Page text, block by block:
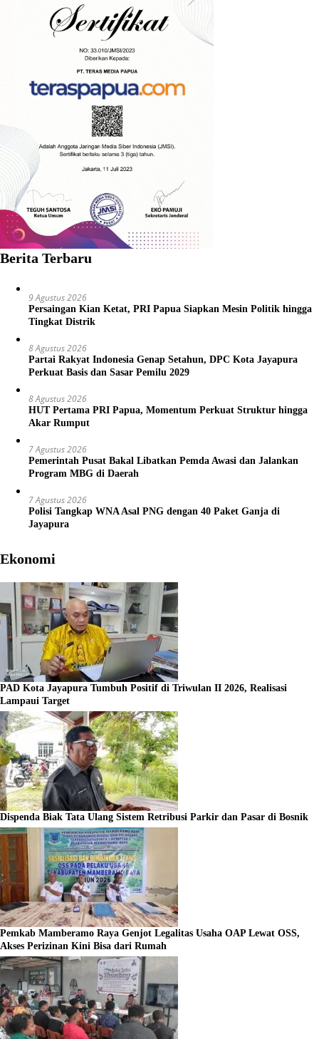
Berita Terbaru
9 Agustus 2026
Persaingan Kian Ketat, PRI Papua Siapkan Mesin Politik hingga
Tingkat Distrik
8 Agustus 2026
Partai Rakyat Indonesia Genap Setahun, DPC Kota Jayapura
Perkuat Basis dan Sasar Pemilu 2029
8 Agustus 2026
HUT Pertama PRI Papua, Momentum Perkuat Struktur hingga
Akar Rumput
7 Agustus 2026
Pemerintah Pusat Bakal Libatkan Pemda Awasi dan Jalankan
Program MBG di Daerah
7 Agustus 2026
Polisi Tangkap WNA Asal PNG dengan 40 Paket Ganja di
Jayapura
Ekonomi
PAD Kota Jayapura Tumbuh Positif di Triwulan II 2026, Realisasi
Lampaui Target
Dispenda Biak Tata Ulang Sistem Retribusi Parkir dan Pasar di Bosnik
Pemkab Mamberamo Raya Genjot Legalitas Usaha OAP Lewat OSS,
Akses Perizinan Kini Bisa dari Rumah